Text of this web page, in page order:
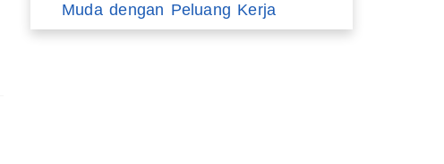
Muda dengan Peluang Kerja